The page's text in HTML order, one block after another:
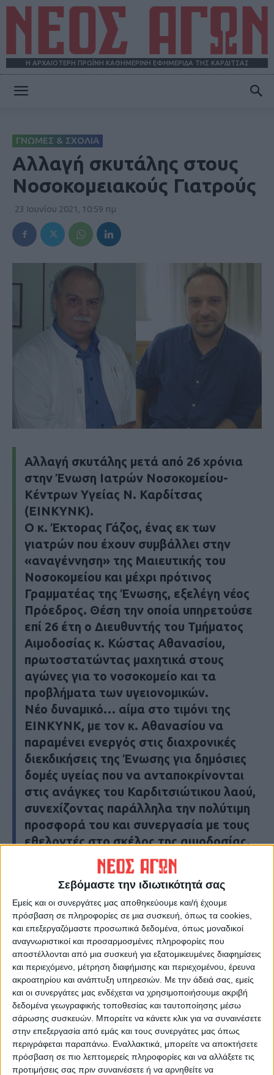
Σεβόμαστε την ιδιωτικότητά σας
Εμείς και οι συνεργάτες μας αποθηκεύουμε και/ή έχουμε
πρόσβαση σε πληροφορίες σε μια συσκευή, όπως τα cookies,
και επεξεργαζόμαστε προσωπικά δεδομένα, όπως μοναδικοί
αναγνωριστικοί και προσαρμοσμένες πληροφορίες που
αποστέλλονται από μια συσκευή για εξατομικευμένες διαφημίσεις
και περιεχόμενο, μέτρηση διαφήμισης και περιεχομένου, έρευνα
ακροατηρίου και ανάπτυξη υπηρεσιών. Με την άδειά σας, εμείς
και οι συνεργάτες μας ενδέχεται να χρησιμοποιήσουμε ακριβή
δεδομένα γεωγραφικής τοποθεσίας και ταυτοποίησης μέσω
σάρωσης συσκευών. Μπορείτε να κάνετε κλικ για να συναινέσετε
στην επεξεργασία από εμάς και τους συνεργάτες μας όπως
περιγράφεται παραπάνω. Εναλλακτικά, μπορείτε να αποκτήσετε
πρόσβαση σε πιο λεπτομερείς πληροφορίες και να αλλάξετε τις
προτιμήσεις σας πριν συναινέσετε ή να αρνηθείτε να
Η ΑΡΧΑΙΟΤΕΡΗ ΠΡΩΪΝΗ ΚΑΘΗΜΕΡΙΝΗ ΕΦΗΜΕΡΙΔΑ ΤΗΣ ΚΑΡΔΙΤΣΑΣ
ΓΝΩΜΕΣ & ΣΧΟΛΙΑ
Αλλαγή σκυτάλης στους
Νοσοκομειακούς Γιατρούς
23 Ιουνίου 2021, 10:59 πμ
Αλλαγή σκυτάλης μετά από 26 χρόνια
στην Ένωση Ιατρών Νοσοκομείου-
Κέντρων Υγείας Ν. Καρδίτσας
(ΕΙΝΚΥΝΚ).
Ο κ. Έκτορας Γάζος, ένας εκ των
γιατρών που έχουν συμβάλλει στην
«αναγέννηση» της Μαιευτικής του
Νοσοκομείου και μέχρι πρότινος
Γραμματέας της Ένωσης, εξελέγη νέος
Πρόεδρος. Θέση την οποία υπηρετούσε
επί 26 έτη ο Διευθυντής του Τμήματος
Αιμοδοσίας κ. Κώστας Αθανασίου,
πρωτοστατώντας μαχητικά στους
αγώνες για το νοσοκομείο και τα
προβλήματα των υγειονομικών.
Nέο δυναμικό… αίμα στο τιμόνι της
ΕΙΝΚΥΝΚ, με τον κ. Αθανασίου να
παραμένει ενεργός στις διαχρονικές
διεκδικήσεις της Ένωσης για δημόσιες
δομές υγείας που να ανταποκρίνονται
στις ανάγκες του Καρδιτσιώτικου λαού,
συνεχίζοντας παράλληλα την πολύτιμη
προσφορά του και συνεργασία με τους
εθελοντές στο σκέλος της αιμοδοσίας.
Τελευταίες Ειδήσεις Σήμερα
Ακολούθησε την εφημερίδα ΝΕΟΣ
ΑΓΩΝ στο Google News!
Όλες οι εξελίξεις στην περιοχή της
Καρδίτσας και ευρύτερα της Θεσσαλίας
ΠΡΟΗΓΟΥΜΕΝΟ ΑΡΘΡΟ
Αρση μέτρων: Μάσκες τέλος
σε εξωτερικούς χώρους
Οι Μουσικοί της Καρδίτσας
ζητούν τη στήριξη των
τοπικών φορέων